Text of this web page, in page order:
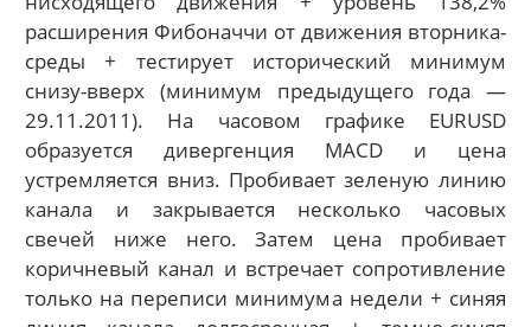
расширения Фибоначчи от движения вторника-
среды + тестирует исторический минимум
снизу-вверх (минимум предыдущего года —
29.11.2011). На часовом графике EURUSD
образуется дивергенция MACD и цена
устремляется вниз. Пробивает зеленую линию
канала и закрывается несколько часовых
свечей ниже него. Затем цена пробивает
коричневый канал и встречает сопротивление
только на переписи минимума недели + синяя